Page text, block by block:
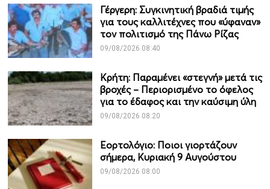
Γέργερη: Συγκινητική βραδιά τιμής
για τους καλλιτέχνες που «ύφαναν»
τον πολιτισμό της Πάνω Ρίζας
09/08/2026 08:40
Κρήτη: Παραμένει «στεγνή» μετά τις
βροχές – Περιορισμένο το όφελος
για το έδαφος και την καύσιμη ύλη
09/08/2026 08:20
Εορτολόγιο: Ποιοι γιορτάζουν
σήμερα, Κυριακή 9 Αυγούστου
09/08/2026 08:00